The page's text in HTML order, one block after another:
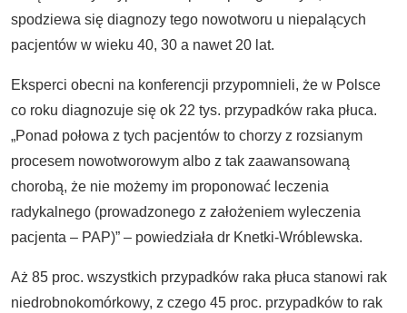
spodziewa się diagnozy tego nowotworu u niepalących
pacjentów w wieku 40, 30 a nawet 20 lat.
Eksperci obecni na konferencji przypomnieli, że w Polsce
co roku diagnozuje się ok 22 tys. przypadków raka płuca.
„Ponad połowa z tych pacjentów to chorzy z rozsianym
procesem nowotworowym albo z tak zaawansowaną
chorobą, że nie możemy im proponować leczenia
radykalnego (prowadzonego z założeniem wyleczenia
pacjenta – PAP)” – powiedziała dr Knetki-Wróblewska.
Aż 85 proc. wszystkich przypadków raka płuca stanowi rak
niedrobnokomórkowy, z czego 45 proc. przypadków to rak